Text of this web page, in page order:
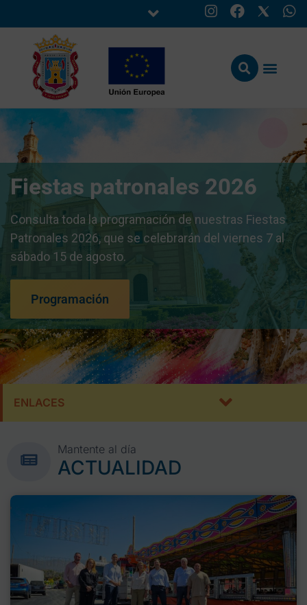
Fiestas patronales 2026
Consulta toda la programación de nuestras Fiestas
Patronales 2026, que se celebrarán del viernes 7 al
sábado 15 de agosto.
Programación
ENLACES
Mantente al día
ACTUALIDAD